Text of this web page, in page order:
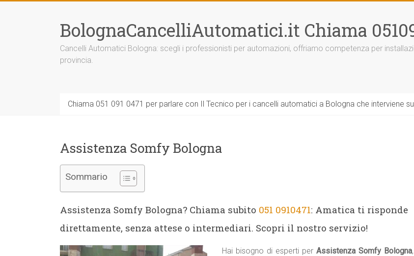
BolognaCancelliAutomatici.it Chiama
Cancelli Automatici Bologna: scegli i professionisti per automazioni, offriamo competenza per
provincia.
Chiama 051 091 0471 per parlare con Il Tecnico per i cancelli automatici a Bologna che interviene su
Assistenza Somfy Bologna
Sommario
Assistenza Somfy Bologna? Chiama subito 051 0910471: Amatica ti risponde
direttamente, senza attese o intermediari. Scopri il nostro servizio!
Hai bisogno di esperti per Assistenza Somfy Bologna,